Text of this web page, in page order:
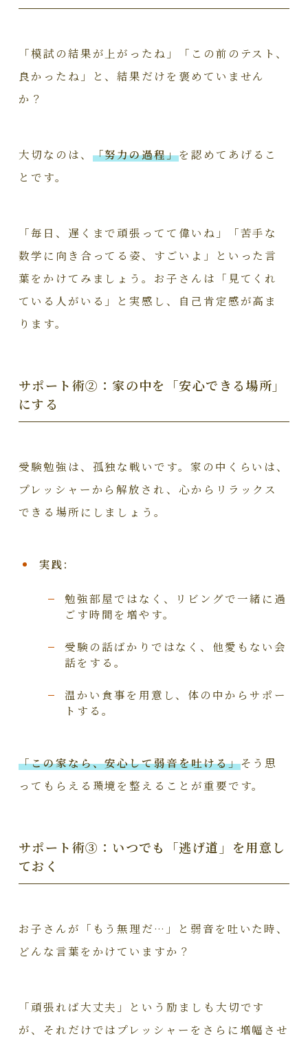
「模試の結果が上がったね」「この前のテスト、
良かったね」と、結果だけを褒めていません
か？
大切なのは、 「努力の過程」を認めてあげるこ
とです。
「毎日、遅くまで頑張ってて偉いね」「苦手な
数学に向き合ってる姿、すごいよ」といった言
葉をかけてみましょう。お子さんは「見てくれ
ている人がいる」と実感し、自己肯定感が高ま
ります。
サポート術②：家の中を「安心できる場所」
にする
受験勉強は、孤独な戦いです。家の中くらいは、
プレッシャーから解放され、心からリラックス
できる場所にしましょう。
実践:
勉強部屋ではなく、リビングで一緒に過
ごす時間を増やす。
受験の話ばかりではなく、他愛もない会
話をする。
温かい食事を用意し、体の中からサポー
トする。
「この家なら、安心して弱音を吐ける」そう思
ってもらえる環境を整えることが重要です。
サポート術③：いつでも「逃げ道」を用意し
ておく
お子さんが「もう無理だ…」と弱音を吐いた時、
どんな言葉をかけていますか？
「頑張れば大丈夫」という励ましも大切です
が、それだけではプレッシャーをさらに増幅させ